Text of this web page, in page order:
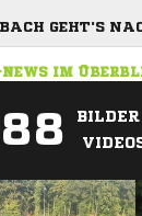
GEHT'S
IM